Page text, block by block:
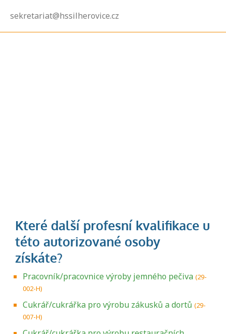
sekretariat@hssilherovice.cz
Pracovník/pracovnice výroby jemného pečiva (29-
002-H)
Cukrář/cukrářka pro výrobu zákusků a dortů (29-
007-H)